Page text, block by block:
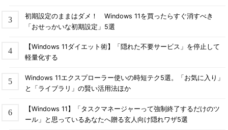
初期設定のままはダメ！ Windows 11を買ったらすぐ消すべき
「おせっかいな初期設定」5選
【Windows 11ダイエット術】「隠れた不要サービス」を停止して
軽量化する
Windows 11エクスプローラー使いの時短テク5選。「お気に入り」
と「ライブラリ」の賢い活用法ほか
【Windows 11】「タスクマネージャーって強制終了するだけのツ
ール」と思っているあなたへ贈る玄人向け隠れワザ5選